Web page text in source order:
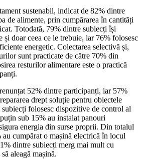
sustenabil, indicat de 82% dintre
de alimente, prin cumpărarea în cantități
Totodată, 79% dintre subiecți își
și doar ceea ce le trebuie, iar 76% folosesc
energetic. Colectarea selectivă și,
sunt practicate de către 70% din
resturilor alimentare este o practică
52% dintre participanți, iar 57%
drept soluție pentru obiectele
folosesc dispozitive de control al
sub 15% au instalat panouri
energia din surse proprii. Din totalul
cumpărat o mașină electrică în locul
dintre subiecți merg mai mult cu
aleagă mașină.